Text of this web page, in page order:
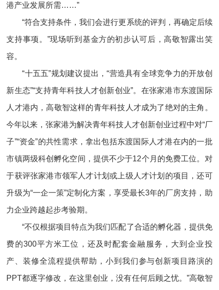
港产业发展所需……”
“符合支持条件，我们会进行更系统的评判，再确定后续
支持事项。”现场听到基金方的初步认可后，高敬智露出笑
容。
“十五五”规划建议提出，“营造具有全球竞争力的开放创
新生态”“支持青年科技人才创新创业”。在张家港市东渡国际
人才港内，高敬智这样的青年科技人才成为了绝对的主角。
今年以来，张家港为解决青年科技人才创新创业过程中对“厂
子”“资金”的共性需求，拿出包括东渡国际人才港在内的一批
市镇两级科创孵化空间，提供不少于12个月的免费工位。对
于获评张家港市领军人才计划或上级人才计划的项目，还可
升级为“一企一策”定制化方案，享受最长3年的厂房支持，助
力企业跨越起步考验期。
“不仅根据项目特点为我们匹配了合适的孵化器，提供免
费的300平方米工位，还及时配套金融服务，大到企业投
产、装修全流程提供帮助，小到我们参与创新项目路演的
PPT都逐字修改，在这里创业，没有任何后顾之忧。”高敬智